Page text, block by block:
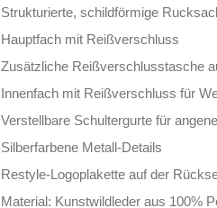
Strukturierte, schildförmige
Hauptfach mit Reißverschluss
Zusätzliche Reißverschlusstasche
Innenfach mit Reißverschluss für
Verstellbare Schultergurte für
Silberfarbene Metall-Details
Restyle-Logoplakette auf der
Material: Kunstwildleder aus 100%